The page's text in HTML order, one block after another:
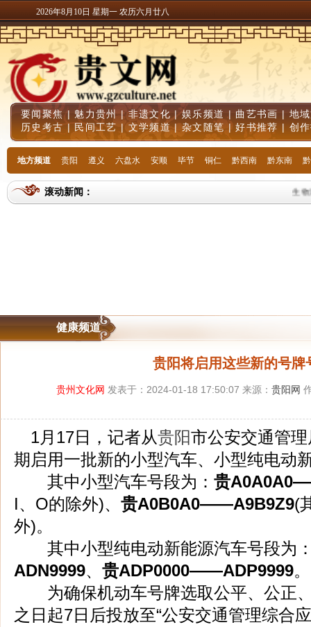
2026年8月10日 星期一 农历六月廿八
要闻聚焦| 魅力贵州|非遗文化 |娱乐频道 | 曲艺书画 | 地
历史考古 | 民间工艺 |文学频道|杂文随笔 |好书推荐 | 创
地方频道 贵阳 遵义 六盘水 安顺 毕节 铜仁 黔西南 黔东南
滚动新闻： 生物
健康频道
贵阳将启用这些新的号牌
贵州文化网 发表于：2024-01-18 17:50:07 来源： 贵阳网
1月17日，记者从贵阳市公安交通管
期启用一批新的小型汽车、小型纯电动
其中小型汽车号段为： 贵
I、O的除外)、 贵A0B0A0——A9B9Z9(
外)。
其中小型纯电动新能源汽车号段为
ADN9999、 贵ADP0000——ADP9999。
为确保机动车号牌选取公平、公正
之日起7日后投放至“公安交通管理综合